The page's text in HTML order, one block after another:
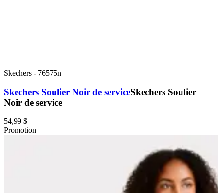
Skechers - 76575n
Skechers Soulier Noir de serviceSkechers Soulier
Noir de service
54,99 $
Promotion